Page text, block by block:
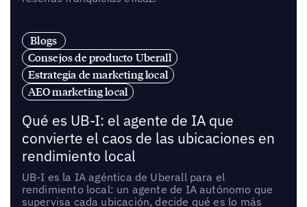
Blogs
Consejos de producto Uberall
Estrategia de marketing local
AEO marketing local
Qué es UB-I: el agente de IA que
convierte el caos de las ubicaciones en
rendimiento local
UB-I es la IA agéntica de Uberall para el
rendimiento local: un agente de IA autónomo que
supervisa cada ubicación, decide qué es lo más